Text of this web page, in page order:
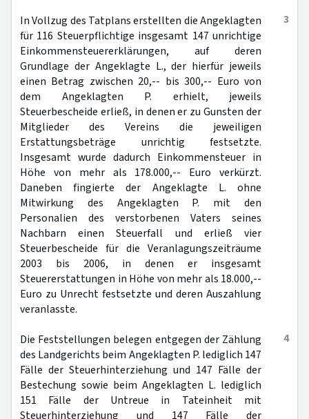
3
In Vollzug des Tatplans erstellten die Angeklagten
für 116 Steuerpflichtige insgesamt 147 unrichtige
Einkommensteuererklärungen, auf deren
Grundlage der Angeklagte L., der hierfür jeweils
einen Betrag zwischen 20,-- bis 300,-- Euro von
dem Angeklagten P. erhielt, jeweils
Steuerbescheide erließ, in denen er zu Gunsten der
Mitglieder des Vereins die jeweiligen
Erstattungsbeträge unrichtig festsetzte.
Insgesamt wurde dadurch Einkommensteuer in
Höhe von mehr als 178.000,-- Euro verkürzt.
Daneben fingierte der Angeklagte L. ohne
Mitwirkung des Angeklagten P. mit den
Personalien des verstorbenen Vaters seines
Nachbarn einen Steuerfall und erließ vier
Steuerbescheide für die Veranlagungszeiträume
2003 bis 2006, in denen er insgesamt
Steuererstattungen in Höhe von mehr als 18.000,--
Euro zu Unrecht festsetzte und deren Auszahlung
veranlasste.
4
Die Feststellungen belegen entgegen der Zählung
des Landgerichts beim Angeklagten P. lediglich 147
Fälle der Steuerhinterziehung und 147 Fälle der
Bestechung sowie beim Angeklagten L. lediglich
151 Fälle der Untreue in Tateinheit mit
Steuerhinterziehung und 147 Fälle der